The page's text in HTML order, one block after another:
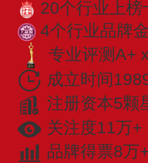
20个行业上榜
4个行业品牌
专业评测A+
成立时间
注册资本5颗
关注度11万+
品牌得票8万+